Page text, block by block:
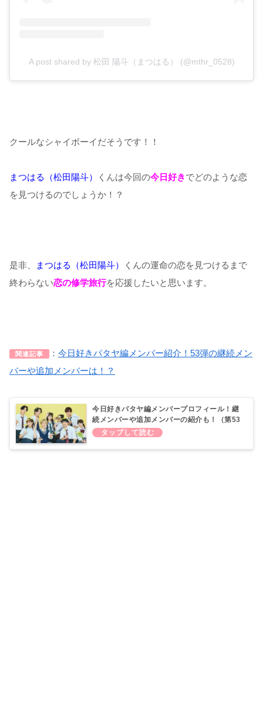
A post shared by 松田 陽斗（まつはる） (@mthr_0528)
クールなシャイボーイだそうです！！
まつはる（松田陽斗） くんは今回の今日好きでどのような恋
を見つけるのでしょうか！？
是非、 まつはる（松田陽斗）
くんの運命の恋を見つけるまで
終わらない恋の修学旅行を応援したいと思います。
関連記事 ： 今日好きパタヤ編メンバー紹介！53弾の継続メン
バーや追加メンバーは！？
今日好きパタヤ編メンバープロフィール！継
続メンバーや追加メンバーの紹介も！（第53
弾）